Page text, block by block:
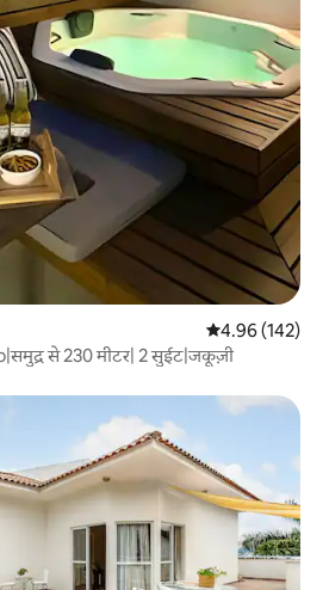
औसत रेटिंग 5 में से
4.96 (142)
से 230 मीटर| 2 सुईट|जकूज़ी